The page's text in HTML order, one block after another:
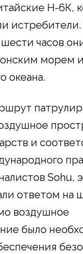
Н-6К,
часов
морем
океана.
и
Sohu,
ответом на
воздушное
было